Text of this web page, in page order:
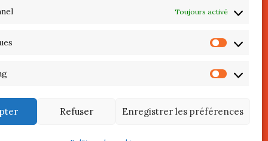
Toujours activé
Refuser Enregistrer les préférences